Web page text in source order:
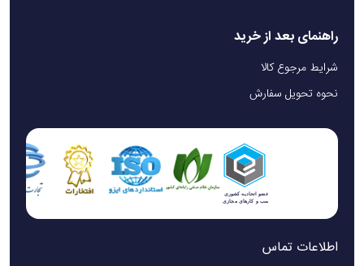
راهنمای بعد از خرید
شرایط مرجوع کالا
نحوه تحویل سفارش
اطلاعات تماس